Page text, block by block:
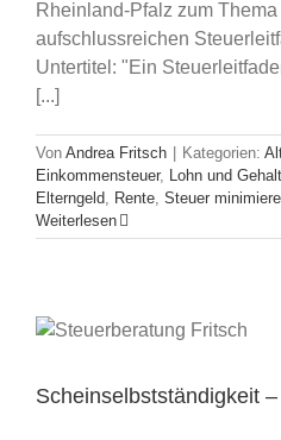
Rheinland-Pfalz zum
aufschlussreichen
Untertitel: "Ein
[...]
Von Andrea Fritsch Kategorien:
Einkommensteuer, Lohn und Gehalt
Elterngeld
Rente Steuer
Weiterlesen
Scheinselbstständigkeit